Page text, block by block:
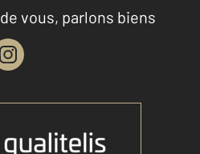
vous, parlons biens